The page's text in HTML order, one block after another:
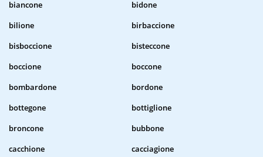
biancone
bidone
bilione
birbaccione
bisboccione
bisteccone
boccione
boccone
bombardone
bordone
bottegone
bottiglione
broncone
bubbone
cacchione
cacciagione